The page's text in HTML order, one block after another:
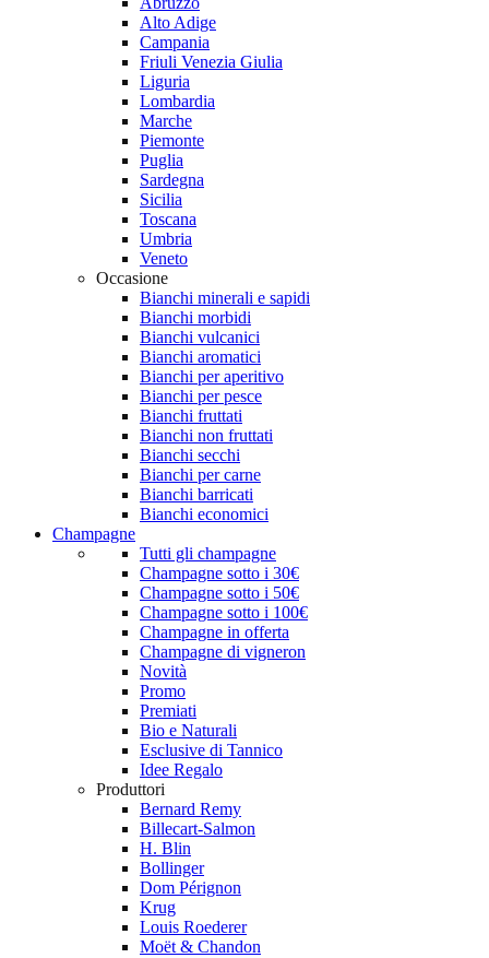
Alto Adige
Campania
Friuli Venezia Giulia
Liguria
Lombardia
Marche
Piemonte
Puglia
Sardegna
Sicilia
Toscana
Umbria
Veneto
Occasione
Bianchi minerali e sapidi
Bianchi morbidi
Bianchi vulcanici
Bianchi aromatici
Bianchi per aperitivo
Bianchi per pesce
Bianchi fruttati
Bianchi non fruttati
Bianchi secchi
Bianchi per carne
Bianchi barricati
Bianchi economici
Champagne
Tutti gli champagne
Champagne sotto i 30€
Champagne sotto i 50€
Champagne sotto i 100€
Champagne in offerta
Champagne di vigneron
Novità
Promo
Premiati
Bio e Naturali
Esclusive di Tannico
Idee Regalo
Produttori
Bernard Remy
Billecart-Salmon
H. Blin
Bollinger
Dom Pérignon
Krug
Louis Roederer
Moët & Chandon